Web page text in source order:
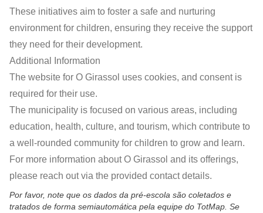
These initiatives aim to foster a safe and nurturing
environment for children, ensuring they receive the support
they need for their development.
Additional Information
The website for O Girassol uses cookies, and consent is
required for their use.
The municipality is focused on various areas, including
education, health, culture, and tourism, which contribute to
a well-rounded community for children to grow and learn.
For more information about O Girassol and its offerings,
please reach out via the provided contact details.
Por favor, note que os dados da pré-escola são coletados e
tratados de forma semiautomática pela equipe do TotMap. Se